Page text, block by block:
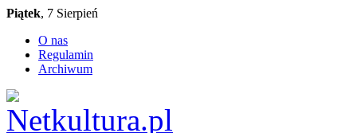
Piątek, 7 Sierpień
O nas
Regulamin
Archiwum